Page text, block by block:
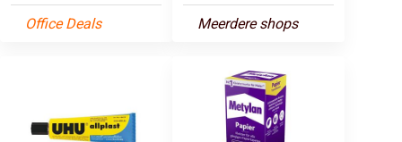
Office Deals Meerdere shops